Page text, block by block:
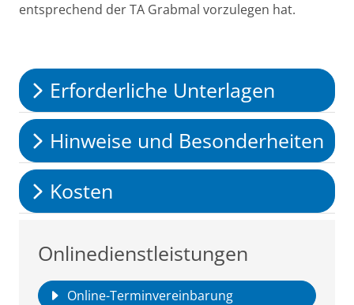
entsprechend der TA Grabmal vorzulegen hat.
Erforderliche Unterlagen
Hinweise und Besonderheiten
Kosten
Onlinedienstleistungen
Online-Terminvereinbarung